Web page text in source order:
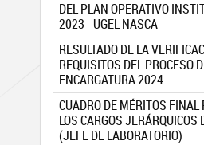
DEL PLAN OPERATIVO
2023 - UGEL NASCA
RESULTADO DE LA
REQUISITOS DEL PROCESO
ENCARGATURA 2024
CUADRO DE MÉRITOS FINAL
LOS CARGOS JERÁRQUICOS
(JEFE DE LABORATORIO)